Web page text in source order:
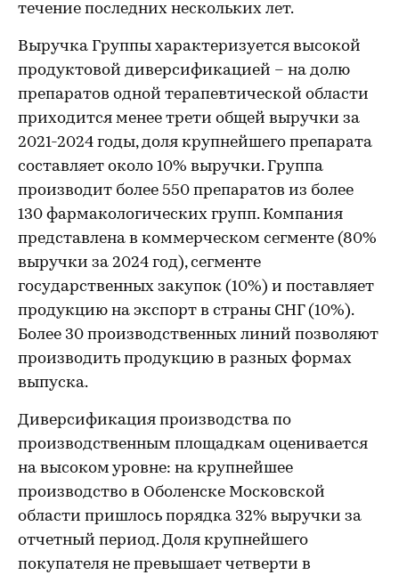
течение последних нескольких лет.
Выручка Группы характеризуется высокой
продуктовой диверсификацией – на долю
препаратов одной терапевтической области
приходится менее трети общей выручки за
2021-2024 годы, доля крупнейшего препарата
составляет около 10% выручки. Группа
производит более 550 препаратов из более
130 фармакологических групп. Компания
представлена в коммерческом сегменте (80%
выручки за 2024 год), сегменте
государственных закупок (10%) и поставляет
продукцию на экспорт в страны СНГ (10%).
Более 30 производственных линий позволяют
производить продукцию в разных формах
выпуска.
Диверсификация производства по
производственным площадкам оценивается
на высоком уровне: на крупнейшее
производство в Оболенске Московской
области пришлось порядка 32% выручки за
отчетный период. Доля крупнейшего
покупателя не превышает четверти в